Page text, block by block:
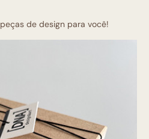
peças de design para você!